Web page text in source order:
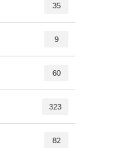
35
9
60
323
82